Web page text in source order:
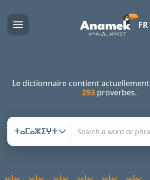
FR
Le dictionnaire contient actuellement
293proverbes.
ⵜⴰⵎⴰⵣⵉⵖⵜ